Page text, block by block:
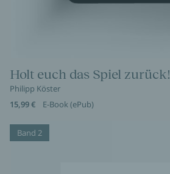
Holt euch das Spiel zurück!
Philipp Köster
15,99 €
E-Book (ePub)
Band 2